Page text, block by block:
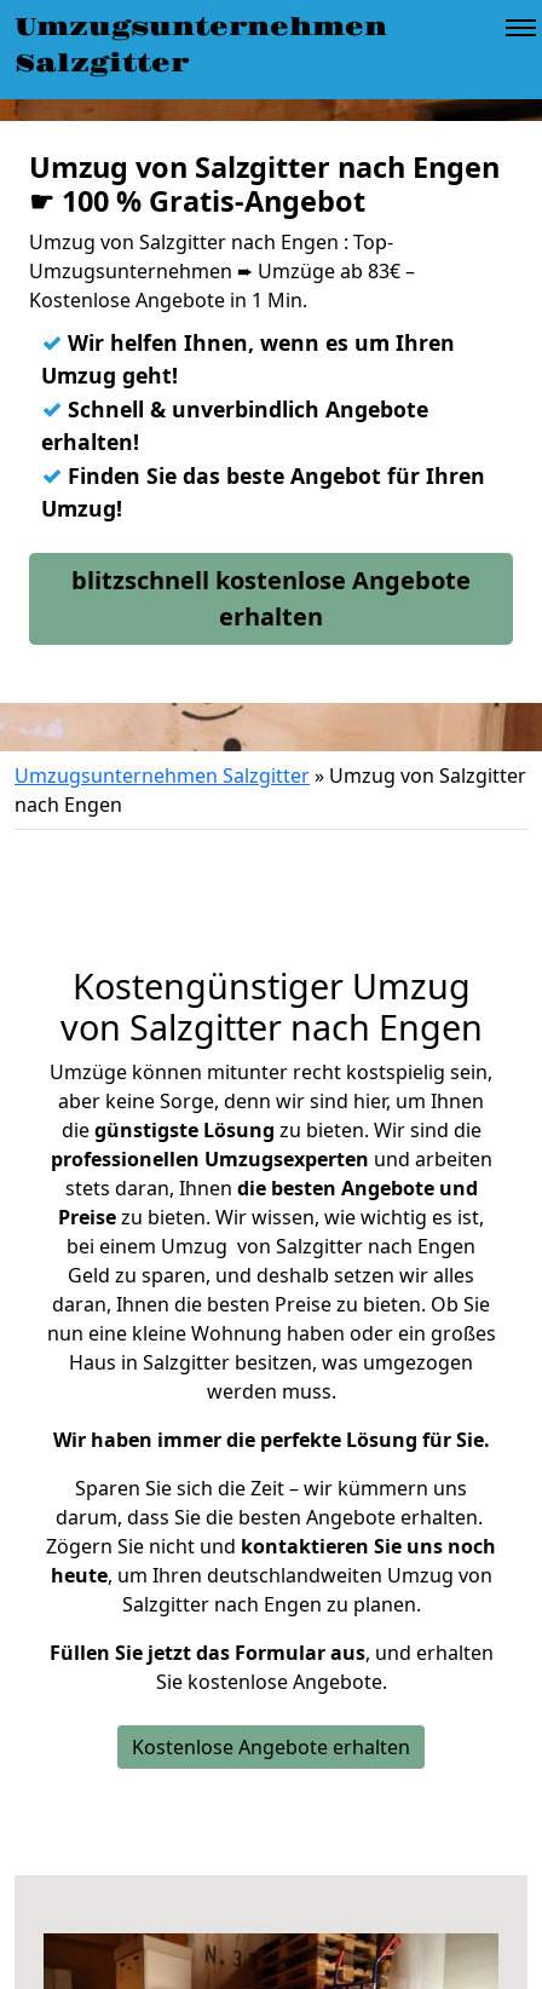
Umzugsunternehmen
Salzgitter
Umzug von Salzgitter nach Engen
☛ 100 % Gratis-Angebot
Umzug von Salzgitter nach Engen : Top-
Umzugsunternehmen ➨ Umzüge ab 83€ –
Kostenlose Angebote in 1 Min.
✓ Wir helfen Ihnen, wenn es um Ihren
Umzug geht!
✓ Schnell & unverbindlich Angebote
erhalten!
✓ Finden Sie das beste Angebot für Ihren
Umzug!
blitzschnell kostenlose Angebote
erhalten
Umzugsunternehmen Salzgitter» Umzug von Salzgitter
nach Engen
Kostengünstiger Umzug
von Salzgitter nach Engen
Umzüge können mitunter recht kostspielig sein,
aber keine Sorge, denn wir sind hier, um Ihnen
diegünstigste Lösung zu bieten. Wir sind die
professionellen Umzugsexperten und arbeiten
stets daran, Ihnen die besten Angebote und
Preisezu bieten. Wir wissen, wie wichtig es ist,
bei einem Umzug von Salzgitter nach Engen
Geld zu sparen, und deshalb setzen wir alles
daran, Ihnen die besten Preise zu bieten. Ob Sie
nun eine kleine Wohnung haben oder ein großes
Haus in Salzgitter besitzen, was umgezogen
werden muss.
Wir haben immer die perfekte Lösung für Sie.
Sparen Sie sich die Zeit – wir kümmern uns
darum, dass Sie die besten Angebote erhalten.
Zögern Sie nicht und kontaktieren Sie uns noch
heute, um Ihren deutschlandweiten Umzug von
Salzgitter nach Engen zu planen.
Füllen Sie jetzt das Formular aus, und erhalten
Sie kostenlose Angebote.
Kostenlose Angebote erhalten